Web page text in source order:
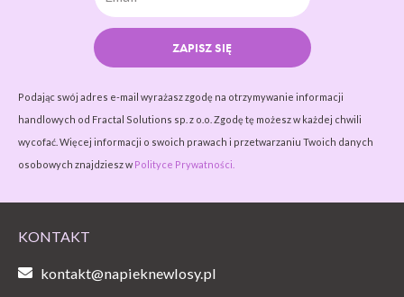
ZAPISZ SIĘ
Podając swój adres e-mail wyrażasz zgodę na otrzymywanie informacji
handlowych od Fractal Solutions sp. z o.o. Zgodę tę możesz w każdej chwili
wycofać. Więcej informacji o swoich prawach i przetwarzaniu Twoich danych
osobowych znajdziesz w Polityce Prywatności.
KONTAKT
kontakt@napieknewlosy.pl